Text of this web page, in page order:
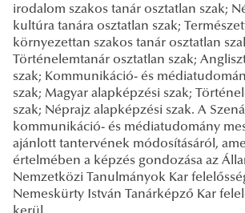
irodalom szakos tanár osztatlan szak;
kultúra tanára osztatlan szak;
környezettan szakos tanár osztatlan
Történelemtanár osztatlan szak;
szak; Kommunikáció- és
szak; Magyar alapképzési szak;
szak; Néprajz alapképzési szak. A
kommunikáció- és médiatudomány
ajánlott tantervének módosításáról,
értelmében a képzés gondozása az
Nemzetközi Tanulmányok Kar
Nemeskürty István Tanárképző Kar